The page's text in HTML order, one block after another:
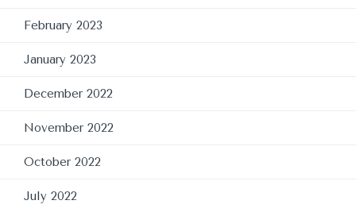
February 2023
January 2023
December 2022
November 2022
October 2022
July 2022